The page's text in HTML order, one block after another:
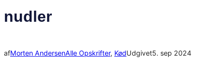
nudler
afMorten AndersenAlle Opskrifter, KødUdgivet5. sep 2024